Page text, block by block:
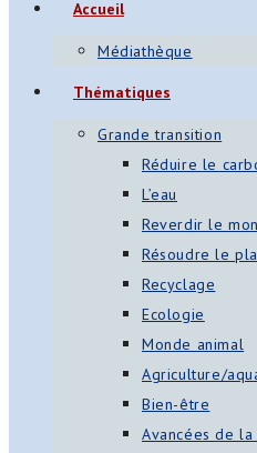
Accueil
Médiathèque
Thématiques
Grande transition
Réduire le
L’eau
Reverdir le
Résoudre le
Recyclage
Ecologie
Monde animal
Agriculture/
Bien-être
Avancées de